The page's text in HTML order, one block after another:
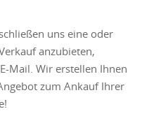
uns eine oder
anzubieten,
Mail. Wir erstellen Ihnen
zum Ankauf Ihrer